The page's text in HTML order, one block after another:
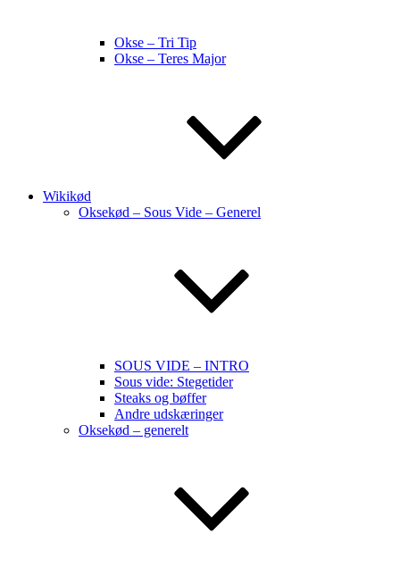
Okse – Tri Tip
Okse – Teres Major
Wikikød
Oksekød – Sous Vide – Generel
SOUS VIDE – INTRO
Sous vide: Stegetider
Steaks og bøffer
Andre udskæringer
Oksekød – generelt